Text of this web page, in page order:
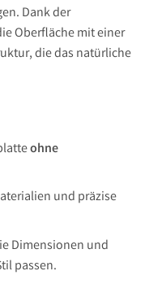
Dank der
Oberfläche mit einer
die das natürliche
ohne
und präzise
Dimensionen und
passen.